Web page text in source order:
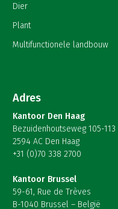
Dier
Plant
Multifunctionele landbouw
Adres
Kantoor Den Haag
Bezuidenhoutseweg 105-113
2594 AC Den Haag
+31 (0)70 338 2700
Kantoor Brussel
59-61, Rue de Trèves
B-1040 Brussel – België